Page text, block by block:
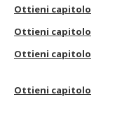
Ottieni capitolo
Ottieni capitolo
Ottieni capitolo
Ottieni capitolo